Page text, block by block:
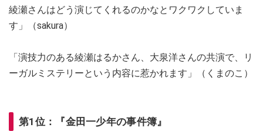
綾瀬さんはどう演じてくれるのかなとワクワクしていま
す」（sakura）
「演技力のある綾瀬はるかさん、大泉洋さんの共演で、リ
ーガルミステリーという内容に惹かれます」（くまのこ）
第1位：『金田一少年の事件簿』